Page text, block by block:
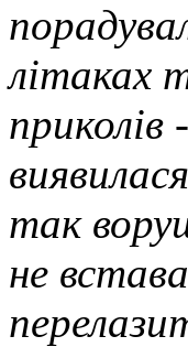
літаках
приколів
так
не